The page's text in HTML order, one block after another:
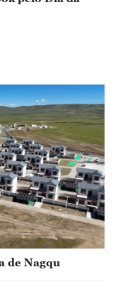
de Nagqu